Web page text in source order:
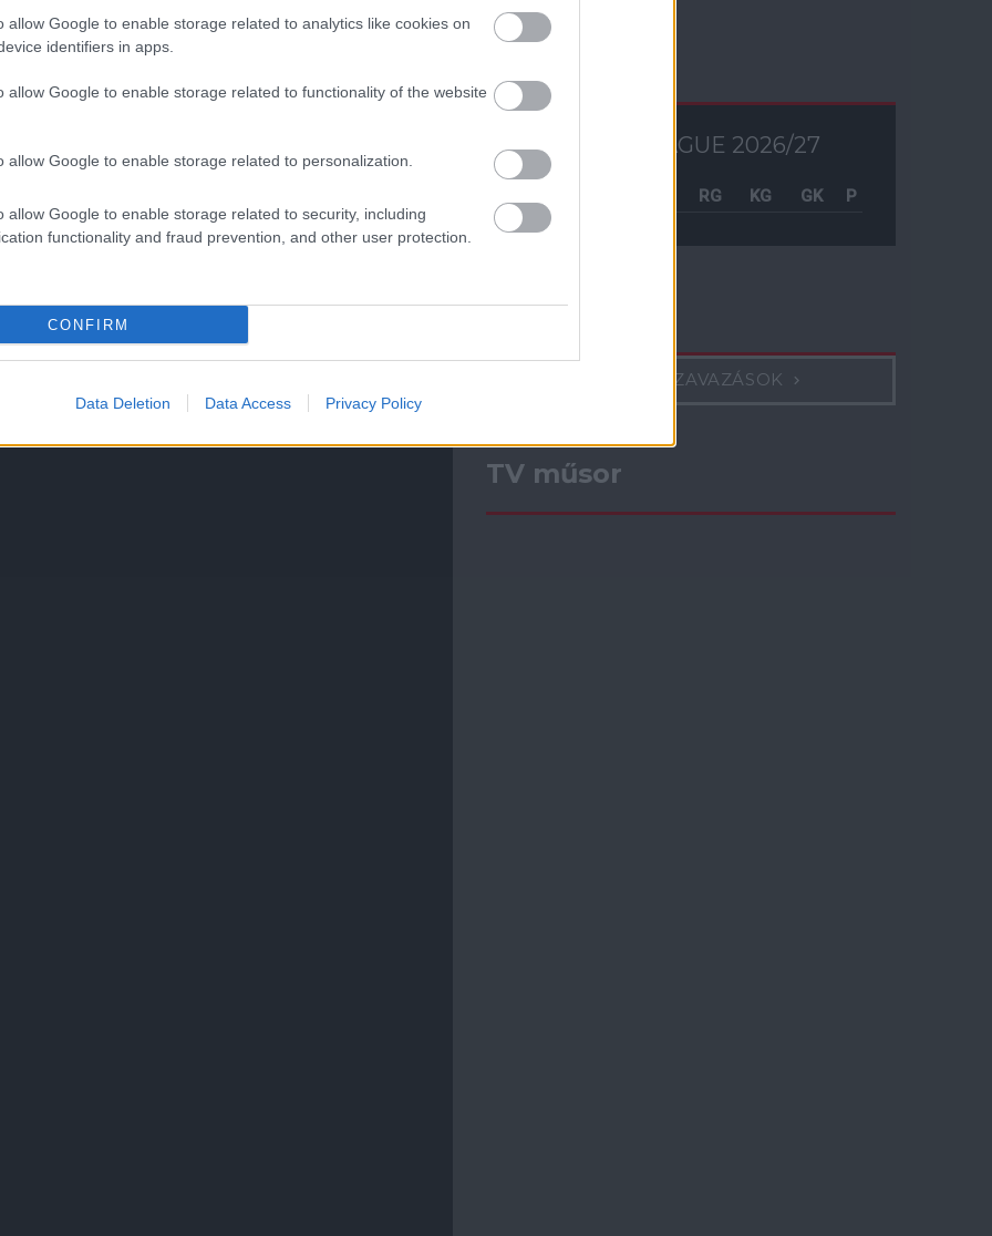
allow Google to enable storage related to analytics like cookies on
identifiers in apps.
allow Google to enable storage related to functionality of the website
allow Google to enable storage related to personalization.
allow Google to enable storage related to security, including
functionality and fraud prevention, and other user protection.
CONFIRM
Data Deletion Data Access Privacy Policy
baj, de minden ellenfél más és más. A mester
a soron következõ meccsen nagyon jól jönne
esetben meghálálja, ha a csapatba kerülhet, róla
bajnokira Rooney is nyugodtan helyet foglalhatna
PREMIER LEAGUE 2026/27
RG KG GK P
Szavazás
KORÁBBI SZAVAZÁSOK
TV műsor